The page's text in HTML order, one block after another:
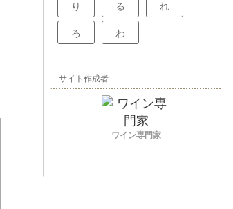
り る れ
ろ わ
サイト作成者
ワイン専門家